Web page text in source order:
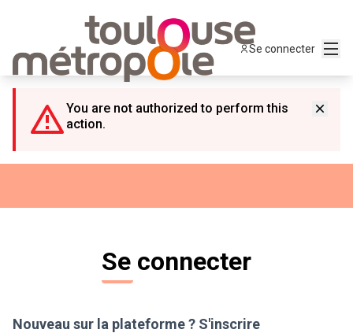
Se connecter
You are not authorized to perform this
action.
Se connecter
Nouveau sur la plateforme ? S'inscrire